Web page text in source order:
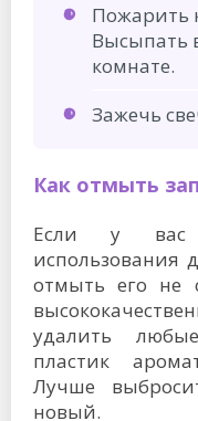
Пожарить
Высыпать
комнате.
Зажечь
Как отмыть
Если у вас
использования
отмыть его не
удалить
пластик
Лучше
новый.